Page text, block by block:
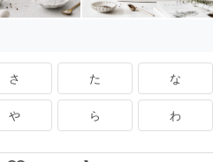
さ た な
や ら わ